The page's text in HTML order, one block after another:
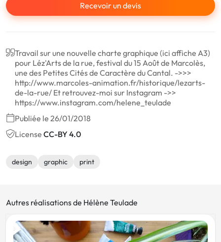
Recevoir un devis
Travail sur une nouvelle charte graphique (ici affiche A3)
pour Léz'Arts de la rue, festival du 15 Août de Marcolès,
une des Petites Cités de Caractère du Cantal. ->>>
http://www.marcoles-animation.fr/historique/lezarts-
de-la-rue/ Et retrouvez-moi sur Instagram ->>
https://www.instagram.com/helene_teulade
Publiée le 26/01/2018
License CC-BY 4.0
design graphic print
Autres réalisations de Hélène Teulade